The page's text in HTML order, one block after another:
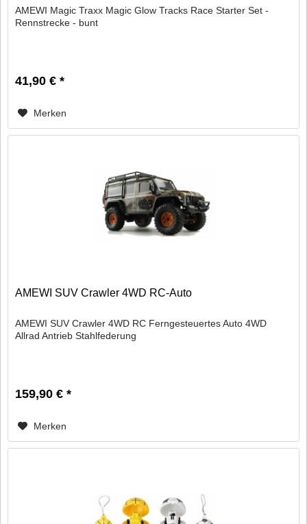
AMEWI Magic Traxx Magic Glow Tracks Race Starter Set -
Rennstrecke - bunt
41,90 € *
Merken
AMEWI SUV Crawler 4WD RC-Auto
AMEWI SUV Crawler 4WD RC Ferngesteuertes Auto 4WD
Allrad Antrieb Stahlfederung
159,90 € *
Merken